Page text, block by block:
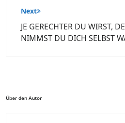
Next
JE GERECHTER DU WIRST,
NIMMST DU DICH SELBST
Über den Autor